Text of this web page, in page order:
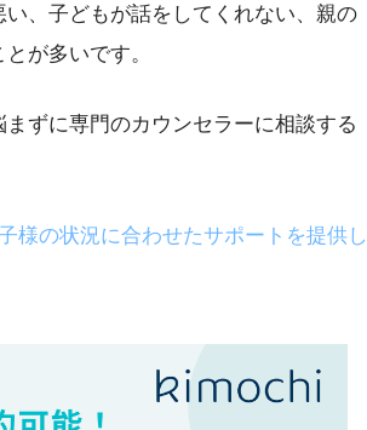
、子どもが話をしてくれない、親の
が多いです。
ずに専門のカウンセラーに相談する
様の状況に合わせたサポートを提供し